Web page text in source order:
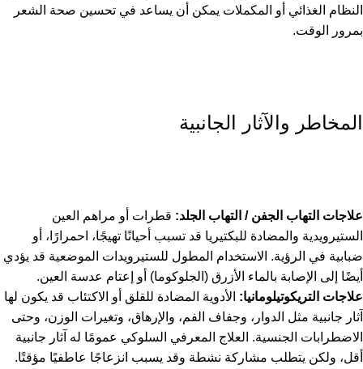
النظام الغذائي أو المكملات يمكن أن يساعد في تحسين صحة الشعر
بمرور الوقت.
المخاطر والآثار الجانبية
علاجات التهاب الجفن / التهاب الجلد: قطرات أو مراهم العين
الستيرويدية والمضادة للبكتيريا قد تسبب أحيانًا تهيجًا، احمرارًا، أو
ضبابية في الرؤية. الاستخدام المطول للستيرويدات الموضعية قد يؤدي
أيضًا إلى الإصابة بالماء الأزرق (الجلوكوما) أو إعتام عدسة العين.
علاجات التريكوتيلومانيا: الأدوية المضادة للقلق أو الاكتئاب قد يكون لها
آثار جانبية مثل الدوار، وجفاف الفم، والإرهاق، وتغيرات الوزن، وحتى
الاضطرابات الجنسية. العلاج المعرفي السلوكي عمومًا له آثار جانبية
أقل، ولكن يتطلب مشاركة نشطة وقد يسبب انزعاجًا عاطفيًا مؤقتًا.